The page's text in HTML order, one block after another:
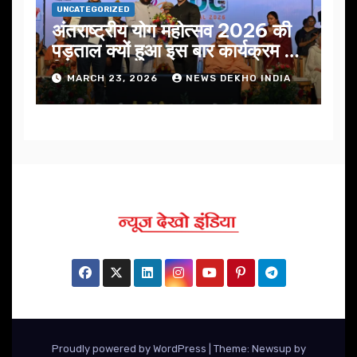
UNCATEGORIZED
अंतराष्ट्रीय योग महोत्सव 2026 की
पड़ताल क्यों हुआ इस बार कार्यक्रम में
निखार
MARCH 23, 2026 NEWS DEKHO INDIA
Proudly powered by WordPress Theme: Newsup by